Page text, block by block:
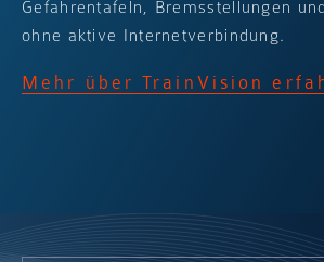
Gefahrentafeln, Bremsstellungen
ohne aktive Internetverbindung.
Mehr über TrainVision